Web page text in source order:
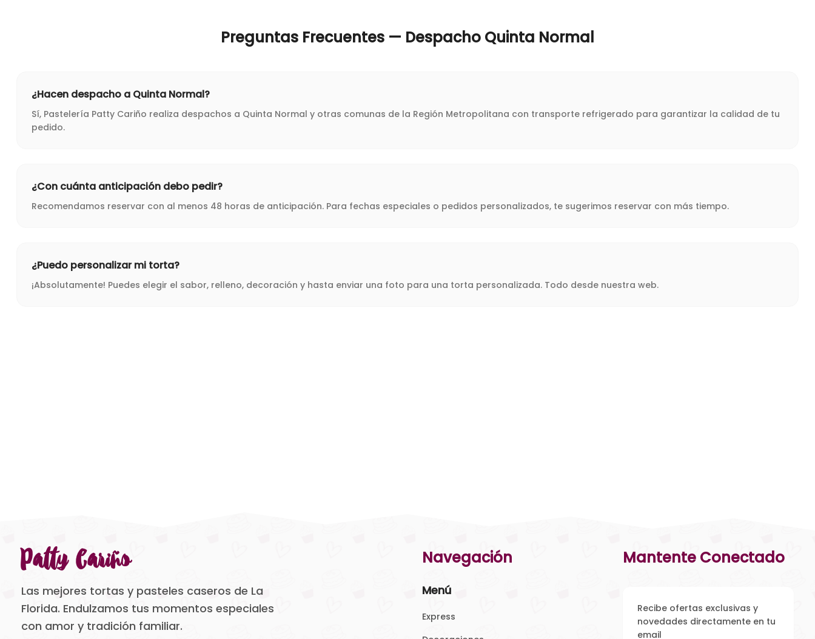
Preguntas Frecuentes — Despacho Quinta Normal
¿Hacen despacho a Quinta Normal?
Sí, Pastelería Patty Cariño realiza despachos a Quinta Normal y otras comunas de la Región Metropolitana con transporte refrigerado para garantizar la calidad de tu
pedido.
¿Con cuánta anticipación debo pedir?
Recomendamos reservar con al menos 48 horas de anticipación. Para fechas especiales o pedidos personalizados, te sugerimos reservar con más tiempo.
¿Puedo personalizar mi torta?
¡Absolutamente! Puedes elegir el sabor, relleno, decoración y hasta enviar una foto para una torta personalizada. Todo desde nuestra web.
Patty Cariño
Las mejores tortas y pasteles caseros de La
Florida. Endulzamos tus momentos especiales
con amor y tradición familiar.
Navegación
Menú
Express
Mantente Conectado
Recibe ofertas exclusivas y
novedades directamente en tu
email